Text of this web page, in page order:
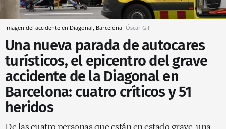
Imagen del accidente en Diagonal, Barcelona Óscar Gil
Una nueva parada de autocares
turísticos, el epicentro del grave
accidente de la Diagonal en
Barcelona: cuatro críticos y 51
heridos